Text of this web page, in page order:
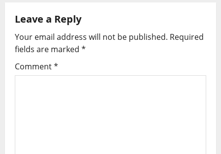
Leave a Reply
Your email address will not be published. Required
fields are marked *
Comment*